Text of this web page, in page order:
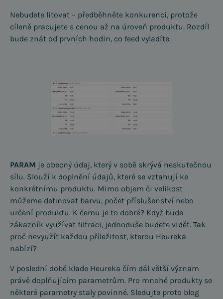
Nebudete litovat – předběhněte konkurenci, protože
cíleně pracujete s cenou až na úroveň produktu. Rozdíl
bude znát od prvních hodin, co feed vyladíte.
PARAM je obecný údaj, který v sobě skrývá neskutečnou
sílu. Slouží k doplnění údajů, které se vztahují ke
konkrétnímu produktu. Mimo objem či velikost
můžeme definovat barvu, počet příslušenství nebo
určení produktu. K čemu je to dobré? Když bude
zákazník využívat filtraci, jednoduše budete vidět. Tak
proč nevyužít každou příležitost, kterou Heureka
nabízí?
V poslední době klade Heureka čím dál větší význam
právě doplňujícím parametrům. Pro mnohé produkty se
některé parametry staly povinné. Sledujte proto blog